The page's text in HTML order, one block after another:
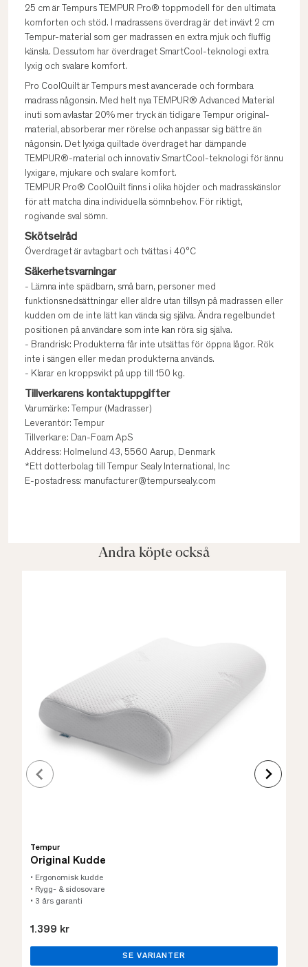
25 cm är Tempurs TEMPUR Pro® toppmodell för den ultimata
komforten och stöd. I madrassens överdrag är det invävt 2 cm
Tempur-material som ger madrassen en extra mjuk och fluffig
känsla. Dessutom har överdraget SmartCool-teknologi extra
lyxig och svalare komfort.
Pro CoolQuilt är Tempurs mest avancerade och formbara
madrass någonsin. Med helt nya TEMPUR® Advanced Material
inuti som avlastar 20% mer tryck än tidigare Tempur original-
material, absorberar mer rörelse och anpassar sig bättre än
någonsin. Det lyxiga quiltade överdraget har dämpande
TEMPUR®-material och innovativ SmartCool-teknologi för ännu
lyxigare, mjukare och svalare komfort.
TEMPUR Pro® CoolQuilt finns i olika höjder och madrasskänslor
för att matcha dina individuella sömnbehov. För riktigt,
rogivande sval sömn.
Skötselråd
Överdraget är avtagbart och tvättas i 40°C
Säkerhetsvarningar
- Lämna inte spädbarn, små barn, personer med
funktionsnedsättningar eller äldre utan tillsyn på madrassen eller
kudden om de inte lätt kan vända sig själva. Ändra regelbundet
positionen på användare som inte kan röra sig själva.
- Brandrisk: Produkterna får inte utsättas för öppna lågor. Rök
inte i sängen eller medan produkterna används.
- Klarar en kroppsvikt på upp till 150 kg.
Tillverkarens kontaktuppgifter
Varumärke: Tempur (Madrasser)
Leverantör: Tempur
Tillverkare: Dan-Foam ApS
Address: Holmelund 43, 5560 Aarup, Denmark
*Ett dotterbolag till Tempur Sealy International, Inc
E-postadress: manufacturer@tempursealy.com
Andra köpte också
Tempur
Original Kudde
• Ergonomisk kudde
• Rygg- & sidosovare
• 3 års garanti
1.399 kr
SE VARIANTER